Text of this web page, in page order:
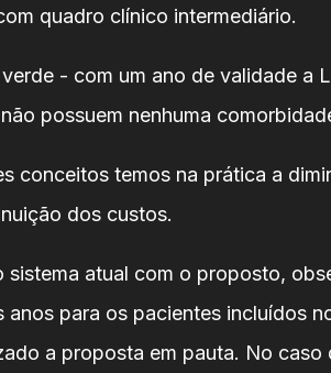
quadro clínico intermediário.
- com um ano de validade a
possuem nenhuma
conceitos temos na prática a
dos custos.
sistema atual com o proposto,
anos para os pacientes incluídos
a proposta em pauta. No caso